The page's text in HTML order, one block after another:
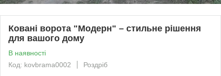
Ковані ворота "Модерн" – стильне рішення
для вашого дому
В наявності
Код: kovbrama0002
Роздріб